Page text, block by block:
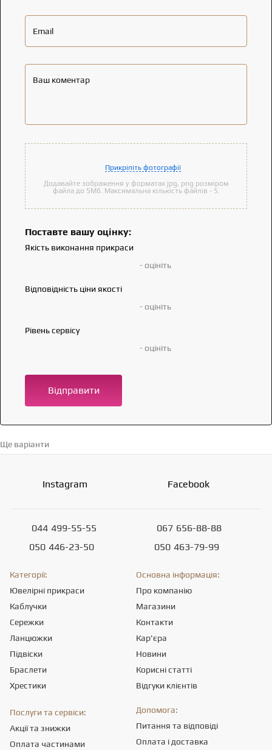
Email
Ваш коментар
Прикріпіть фотографії
Додавайте зображення у форматах jpg, png розміром
файла до 5Мб. Максимальна кількість файлів - 5.
Поставте вашу оцінку:
Якість виконання прикраси
- оцініть
Відповідність ціни якості
- оцініть
Рівень сервісу
- оцініть
Відправити
Ще варіанти
Instagram Facebook
044 499-55-55
050 446-23-50
067 656-88-88
050 463-79-99
Категорії:
Ювелірні прикраси
Каблучки
Сережки
Ланцюжки
Підвіски
Браслети
Хрестики
Основна інформація:
Про компанію
Магазини
Контакти
Кар'єра
Новини
Корисні статті
Відгуки клієнтів
Послуги та сервіси:
Акції та знижки
Оплата частинами
Допомога:
Питання та відповіді
Оплата і доставка